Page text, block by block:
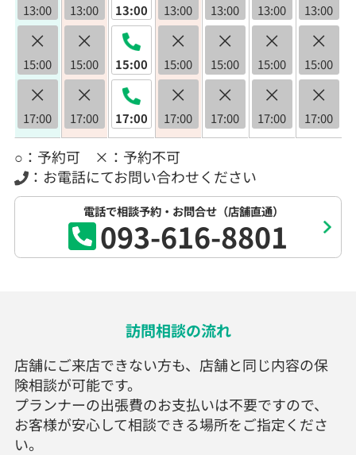
13:00
×
15:00
×
17:00
13:00
×
15:00
×
17:00
13:00
15:00
17:00
13:00
×
15:00
×
17:00
13:00
×
15:00
×
17:00
13:00
×
15:00
×
17:00
13:00
×
15:00
×
17:00
○：予約可 ×：予約不可
：お電話にてお問い合わせください
電話で相談予約・お問合せ（店舗直通）
093-616-8801
訪問相談の流れ
店舗にご来店できない方も、店舗と同じ内容の保
険相談が可能です。
プランナーの出張費のお支払いは不要ですので、
お客様が安心して相談できる場所をご指定くださ
い。